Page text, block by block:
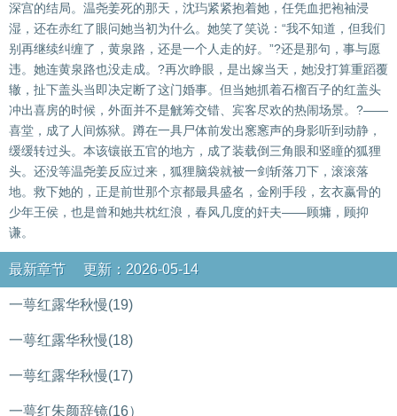
深宫的结局。温尧姜死的那天，沈玙紧紧抱着她，任凭血把袍袖浸
湿，还在赤红了眼问她当初为什么。她笑了笑说：“我不知道，但我们
别再继续纠缠了，黄泉路，还是一个人走的好。”?还是那句，事与愿
违。她连黄泉路也没走成。?再次睁眼，是出嫁当天，她没打算重蹈覆
辙，扯下盖头当即决定断了这门婚事。但当她抓着石榴百子的红盖头
冲出喜房的时候，外面并不是觥筹交错、宾客尽欢的热闹场景。?——
喜堂，成了人间炼狱。蹲在一具尸体前发出窸窸声的身影听到动静，
缓缓转过头。本该镶嵌五官的地方，成了装载倒三角眼和竖瞳的狐狸
头。还没等温尧姜反应过来，狐狸脑袋就被一剑斩落刀下，滚滚落
地。救下她的，正是前世那个京都最具盛名，金刚手段，玄衣嬴骨的
少年王侯，也是曾和她共枕红浪，春风几度的奸夫——顾墉，顾抑
谦。
最新章节 更新：2026-05-14
一萼红露华秋慢(19)
一萼红露华秋慢(18)
一萼红露华秋慢(17)
一萼红朱颜辞镜(16）